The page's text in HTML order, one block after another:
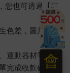
您也可透過【訂
色差，圖片僅供
運動器材等）及
完成收款確認
會